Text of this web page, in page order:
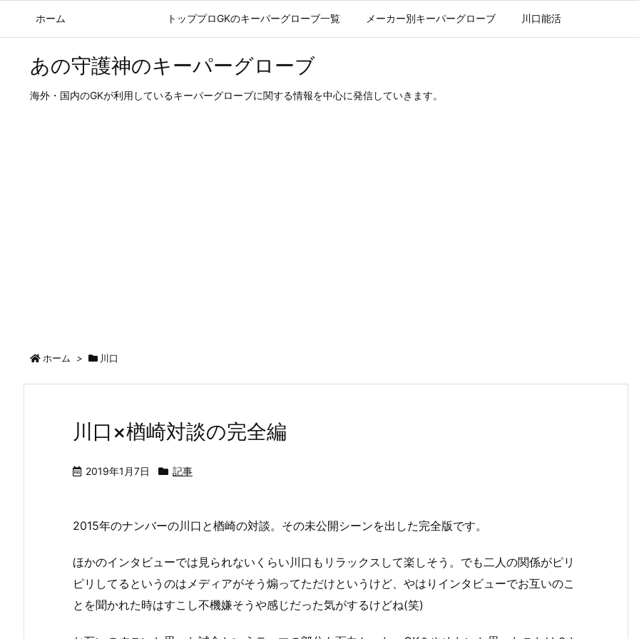
ホーム トッププロGKのキーパーグローブ一覧 メーカー別キーパーグローブ 川口能活
あの守護神のキーパーグローブ
海外・国内のGKが利用しているキーパーグローブに関する情報を中心に発信していきます。
ホーム > 川口
川口×楢崎対談の完全編
2019年1月7日 記事
2015年のナンバーの川口と楢崎の対談。その未公開シーンを出した完全版です。
ほかのインタビューでは見られないくらい川口もリラックスして楽しそう。でも二人の関係がピリ
ピリしてるというのはメディアがそう煽ってただけというけど、やはりインタビューでお互いのこ
とを聞かれた時はすこし不機嫌そうや感じだった気がするけどね(笑)